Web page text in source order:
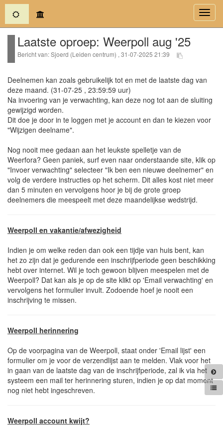
(current)
Laatste oproep: Weerpoll aug '25
Bericht van: Sjoerd (Leiden centrum) , 31-07-2025 21:39
Deelnemen kan zoals gebruikelijk tot en met de laatste dag van
deze maand. (31-07-25 , 23:59:59 uur)
Na invoering van je verwachting, kan deze nog tot aan de sluiting
gewijzigd worden.
Dit doe je door in te loggen met je account en dan te kiezen voor
"Wijzigen deelname".
Nog nooit mee gedaan aan het leukste spelletje van de
Weerfora? Geen paniek, surf even naar onderstaande site, klik op
"Invoer verwachting" selecteer "Ik ben een nieuwe deelnemer" en
volg de verdere instructies op het scherm. Dit alles kost niet meer
dan 5 minuten en vervolgens hoor je bij de grote groep
deelnemers die meespeelt met deze maandelijkse wedstrijd.
Weerpoll en vakantie/afwezigheid
Indien je om welke reden dan ook een tijdje van huis bent, kan
het zo zijn dat je gedurende een inschrijfperiode geen beschikking
hebt over internet. Wil je toch gewoon blijven meespelen met de
Weerpoll? Dat kan als je op de site klikt op 'Email verwachting' en
vervolgens het formulier invult. Zodoende hoef je nooit een
inschrijving te missen.
Weerpoll herinnering
Op de voorpagina van de Weerpoll, staat onder 'Email lijst' een
formulier om je voor de verzendlijst aan te melden. Vlak voor het
in gaan van de laatste dag van de inschrijfperiode, zal ik via het
systeem een mail ter herinnering sturen, indien je op dat moment
nog niet hebt ingeschreven.
Weerpoll account kwijt?